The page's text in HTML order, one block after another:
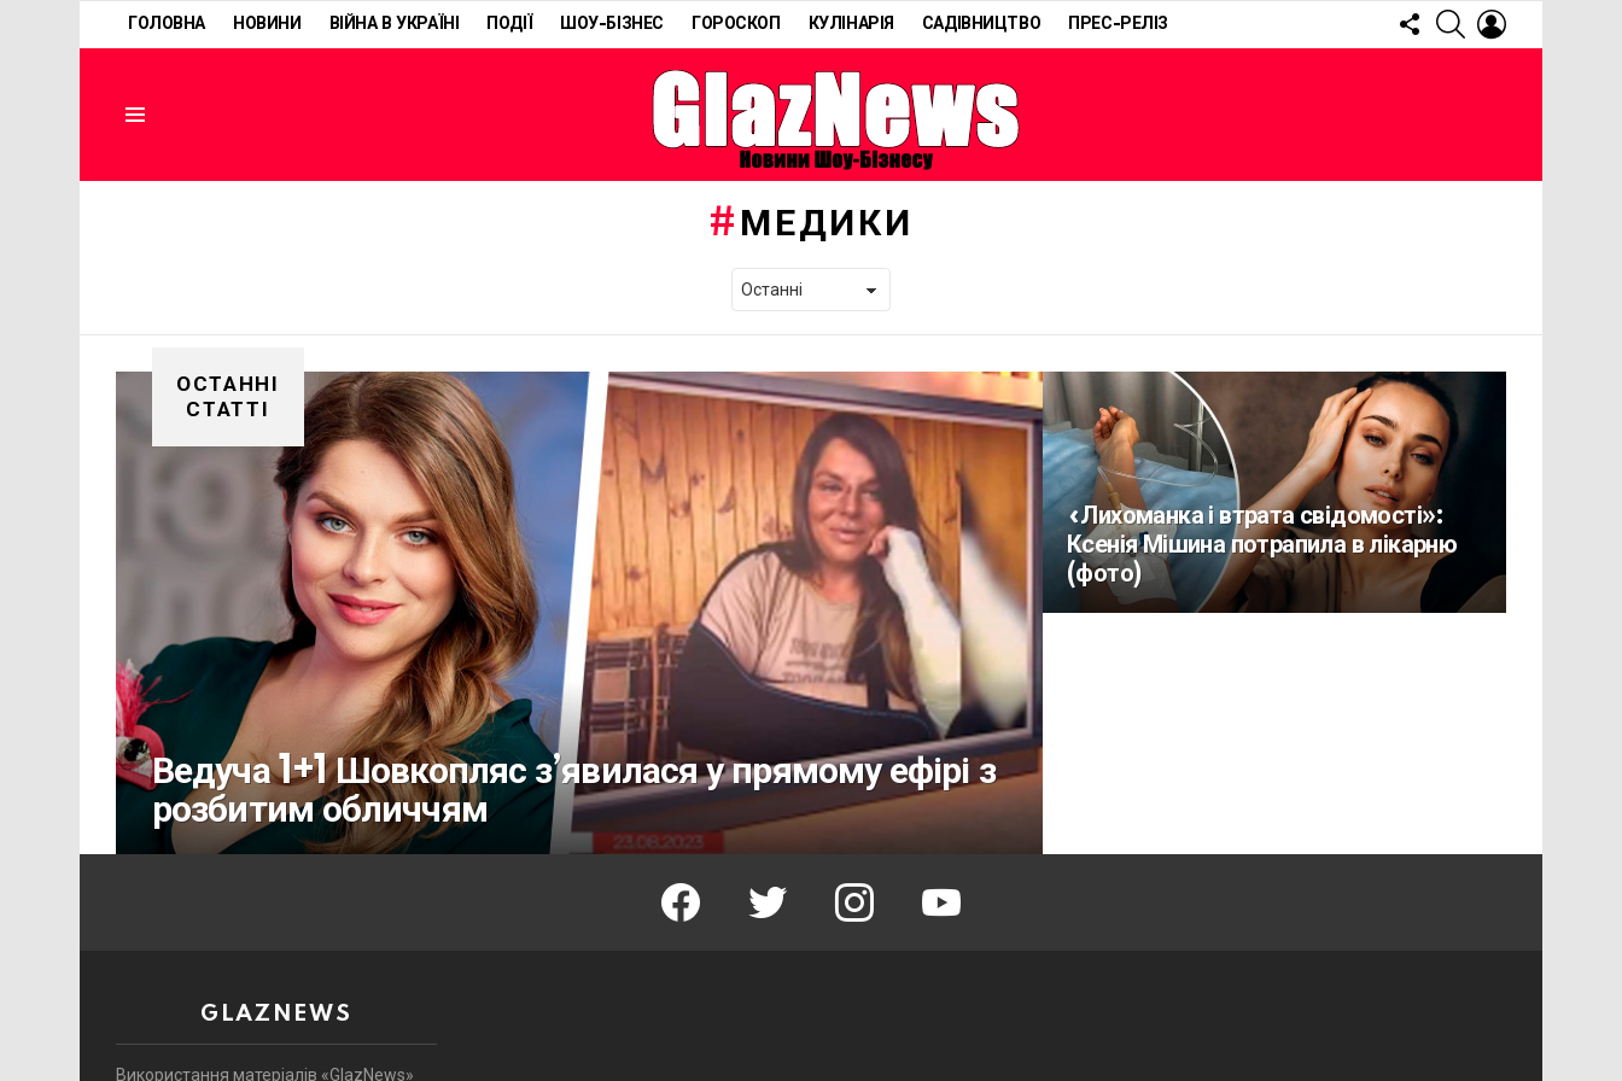
ГОЛОВНА НОВИНИ ВІЙНА В УКРАЇНІ ПОДІЇ ШОУ-БІЗНЕС ГОРОСКОП КУЛІНАРІЯ САДІВНИЦТВО ПРЕС-РЕЛІЗ
FOLLOW
US
SEARCH
МЕДИКИ
ОСТАННІ
СТАТТІ
Ведуча 1+1 Шовкопляс з’явилася у прямому ефірі з
розбитим обличчям
«Лихоманка і втрата свідомості»:
Ксенія Мішина потрапила в лікарню
(фото)
facebook twitter instagram youtube
GLAZNEWS
Використання матеріалів «GlazNews»